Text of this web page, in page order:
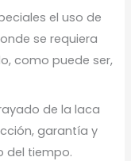
el uso de
se requiera
como puede ser,
de la laca
garantía y
del tiempo.